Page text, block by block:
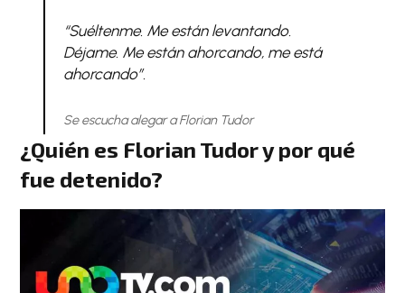
“Suéltenme. Me están levantando.
Déjame. Me están ahorcando, me está
ahorcando”.
Se escucha alegar a Florian Tudor
¿Quién es Florian Tudor y por qué
fue detenido?